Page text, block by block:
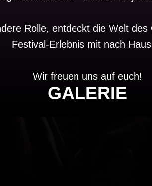
Rolle, entdeckt die Welt
Festival-Erlebnis mit nach
Wir freuen uns auf euch!
GALERIE